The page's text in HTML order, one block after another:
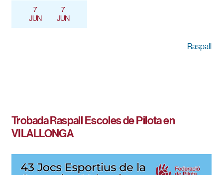
7
JUN
7
JUN
Raspall
Trobada Raspall Escoles de Pilota en
VILALLONGA